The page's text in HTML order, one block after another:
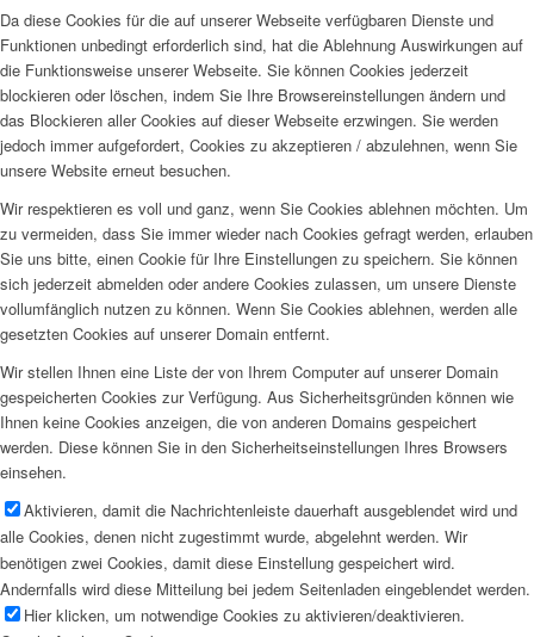
Da diese Cookies für die auf unserer Webseite verfügbaren Dienste und
Funktionen unbedingt erforderlich sind, hat die Ablehnung Auswirkungen auf
die Funktionsweise unserer Webseite. Sie können Cookies jederzeit
blockieren oder löschen, indem Sie Ihre Browsereinstellungen ändern und
das Blockieren aller Cookies auf dieser Webseite erzwingen. Sie werden
jedoch immer aufgefordert, Cookies zu akzeptieren / abzulehnen, wenn Sie
unsere Website erneut besuchen.
Wir respektieren es voll und ganz, wenn Sie Cookies ablehnen möchten. Um
zu vermeiden, dass Sie immer wieder nach Cookies gefragt werden, erlauben
Sie uns bitte, einen Cookie für Ihre Einstellungen zu speichern. Sie können
sich jederzeit abmelden oder andere Cookies zulassen, um unsere Dienste
vollumfänglich nutzen zu können. Wenn Sie Cookies ablehnen, werden alle
gesetzten Cookies auf unserer Domain entfernt.
Wir stellen Ihnen eine Liste der von Ihrem Computer auf unserer Domain
gespeicherten Cookies zur Verfügung. Aus Sicherheitsgründen können wie
Ihnen keine Cookies anzeigen, die von anderen Domains gespeichert
werden. Diese können Sie in den Sicherheitseinstellungen Ihres Browsers
einsehen.
Aktivieren, damit die Nachrichtenleiste dauerhaft ausgeblendet wird und
alle Cookies, denen nicht zugestimmt wurde, abgelehnt werden. Wir
benötigen zwei Cookies, damit diese Einstellung gespeichert wird.
Andernfalls wird diese Mitteilung bei jedem Seitenladen eingeblendet werden.
Hier klicken, um notwendige Cookies zu aktivieren/deaktivieren.